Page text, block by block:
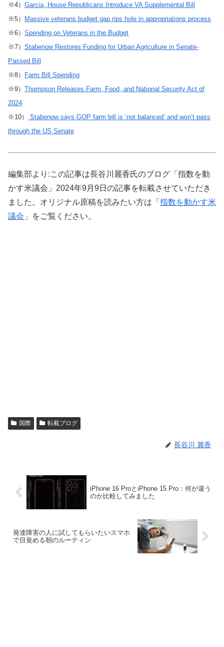
※4） Garcia, House Republicans Introduce VA Supplemental Bill
※5）
Massive veterans budget gap rips hole in appropriations process
※6） Spending on Veterans in the Budget
※7） Stabenow Restores Funding for Urban Agriculture in Senate-
Passed Bill
※8）
Farm Bill Spending
※9） Thompson Releases Farm, Food, and National Security Act of
2024
※10）
Stabenow says GOP farm bill is ‘not balanced’ and won’t pass
through the US Senate
編集部より:この記事は長谷川麗香氏のブログ「指数を動
かす米議会」2024年9月9日の記事を転載させていただき
ました。オリジナル原稿を読みたい方は「 指数を動かす米
議会 」をご覧ください。
国際 転載ブログ
長谷川 麗香
iPhone 16 ProとiPhone 15 Pro：何が違う
のか比較してみました
発達障害の人に試してもらいたいスマホ
で目覚める朝のルーティン